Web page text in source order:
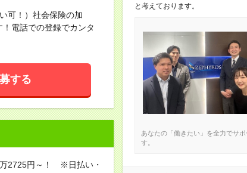
可！）社会保険の加
電話での登録でカンタ
する
万2725円～！ ※日払い・
と考えております。
あなたの「働きたい」を全力でサポ
す。